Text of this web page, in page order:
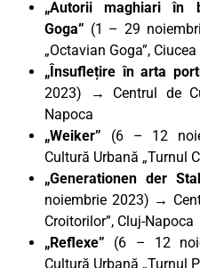
„Autorii maghiari în
Goga” (1 – 29
„Octavian Goga”, Ciucea
„Însuflețire în arta
2023)
→ Centrul de
Napoca
„Weiker” (6 – 12
Cultură Urbană „Turnul
„Generationen der
noiembrie 2023) →
Croitorilor”, Cluj-Napoca
„Reflexe” (6 – 12
Cultură Urbană „Turnul